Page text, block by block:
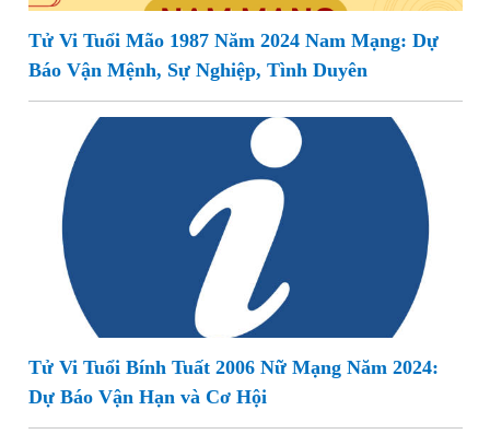
Tử Vi Tuổi Mão 1987 Năm 2024 Nam Mạng: Dự
Báo Vận Mệnh, Sự Nghiệp, Tình Duyên
Tử Vi Tuổi Bính Tuất 2006 Nữ Mạng Năm 2024:
Dự Báo Vận Hạn và Cơ Hội